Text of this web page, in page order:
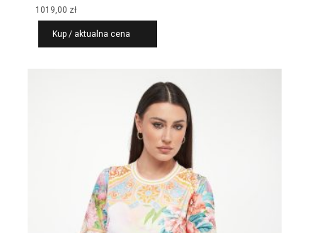
1019,00 zł
Kup / aktualna cena